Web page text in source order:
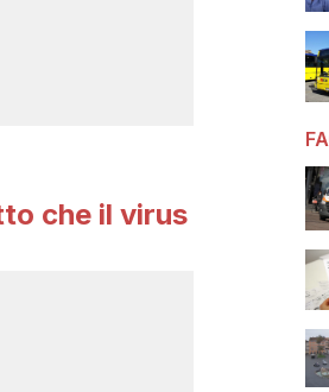
che il virus